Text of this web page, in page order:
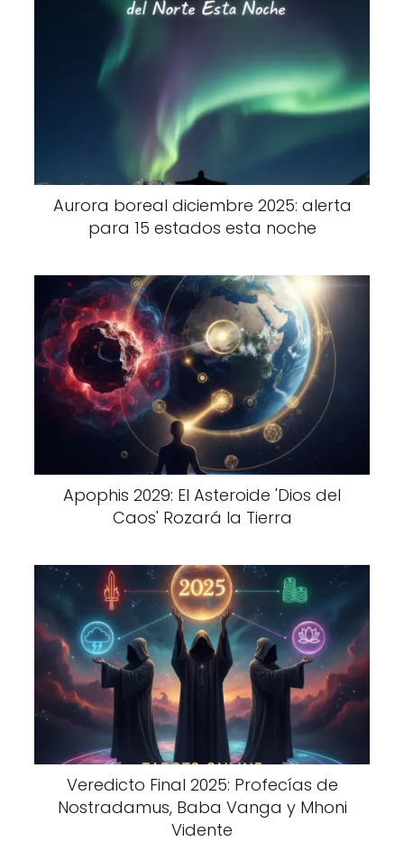
Aurora boreal diciembre 2025: alerta
para 15 estados esta noche
Apophis 2029: El Asteroide 'Dios del
Caos' Rozará la Tierra
Veredicto Final 2025: Profecías de
Nostradamus, Baba Vanga y Mhoni
Vidente